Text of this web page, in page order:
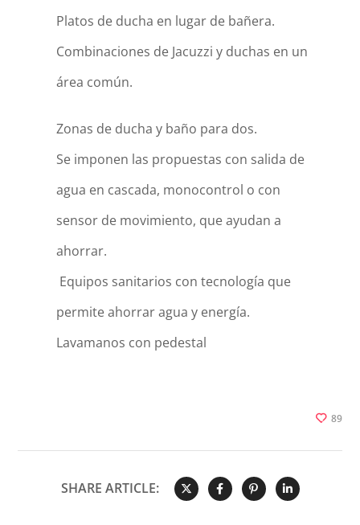
Platos de ducha en lugar de bañera.
Combinaciones de Jacuzzi y duchas en un
área común.
Zonas de ducha y baño para dos.
Se imponen las propuestas con salida de
agua en cascada, monocontrol o con
sensor de movimiento, que ayudan a
ahorrar.
Equipos sanitarios con tecnología que
permite ahorrar agua y energía.
Lavamanos con pedestal
89
SHARE ARTICLE: